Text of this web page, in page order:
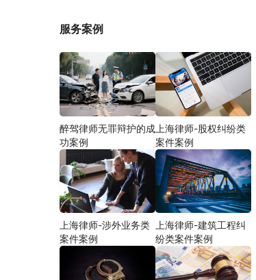
服务案例
醉驾律师无罪辩护的成
功案例
上海律师-股权纠纷类
案件案例
上海律师-涉外业务类
案件案例
上海律师-建筑工程纠
纷类案件案例